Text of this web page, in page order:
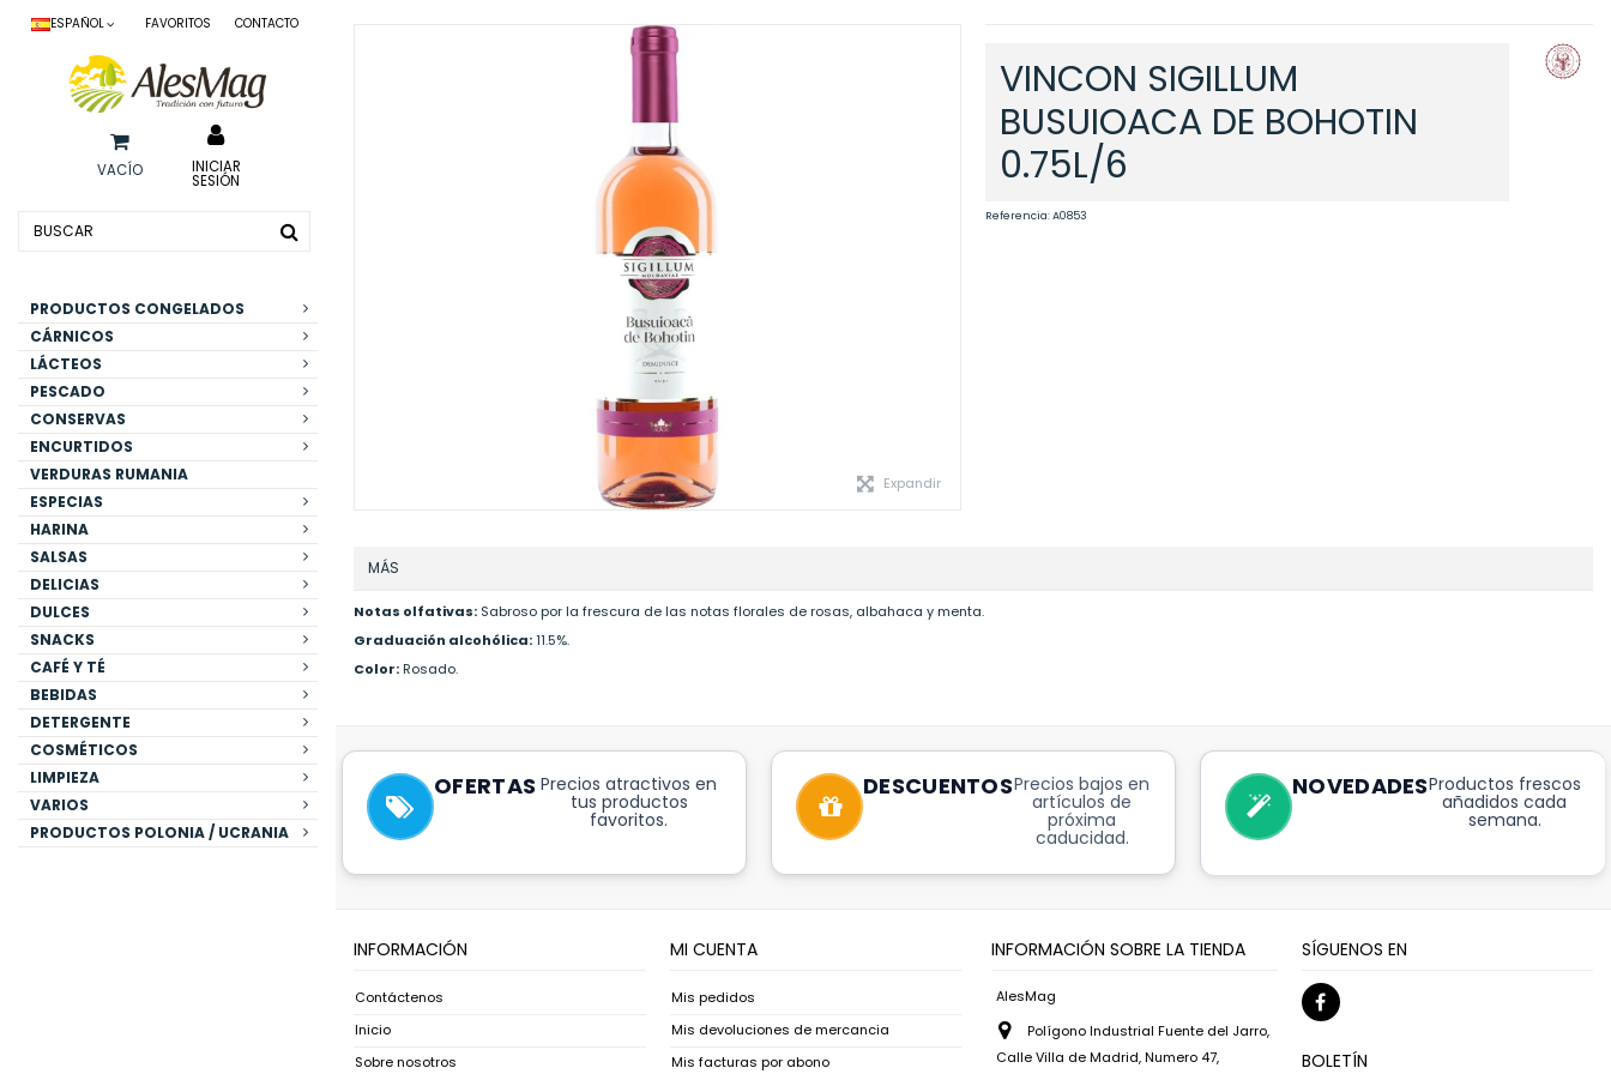
ESPAÑOL FAVORITOS CONTACTO
VACÍO INICIAR
SESIÓN
PRODUCTOS CONGELADOS
CÁRNICOS
LÁCTEOS
PESCADO
CONSERVAS
ENCURTIDOS
VERDURAS RUMANIA
ESPECIAS
HARINA
SALSAS
DELICIAS
DULCES
SNACKS
CAFÉ Y TÉ
BEBIDAS
DETERGENTE
COSMÉTICOS
LIMPIEZA
VARIOS
PRODUCTOS POLONIA / UCRANIA
Expandir
VINCON SIGILLUM
BUSUIOACA DE BOHOTIN
0.75L/6
Referencia:A0853
MÁS
Notas olfativas: Sabroso por la frescura de las notas florales de rosas, albahaca y menta.
Graduación alcohólica:11.5%.
Color: Rosado.
OFERTAS Precios atractivos en
tus productos
favoritos.
DESCUENTOSPrecios bajos en
artículos de
próxima
caducidad.
NOVEDADESProductos frescos
añadidos cada
semana.
INFORMACIÓN
Contáctenos
Inicio
Sobre nosotros
MI CUENTA
Mis pedidos
Mis devoluciones de mercancia
Mis facturas por abono
INFORMACIÓN SOBRE LA TIENDA
AlesMag
Polígono Industrial Fuente del Jarro,
Calle Villa de Madrid, Numero 47,
SÍGUENOS EN
BOLETÍN